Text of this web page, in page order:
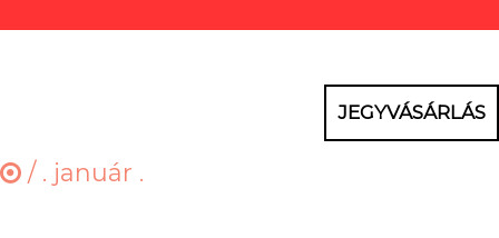
JEGYVÁSÁRLÁS
/ . január .